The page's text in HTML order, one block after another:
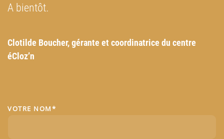
A bientôt.
Clotilde Boucher, gérante et coordinatrice du centre
éCloz’n
VOTRE NOM*